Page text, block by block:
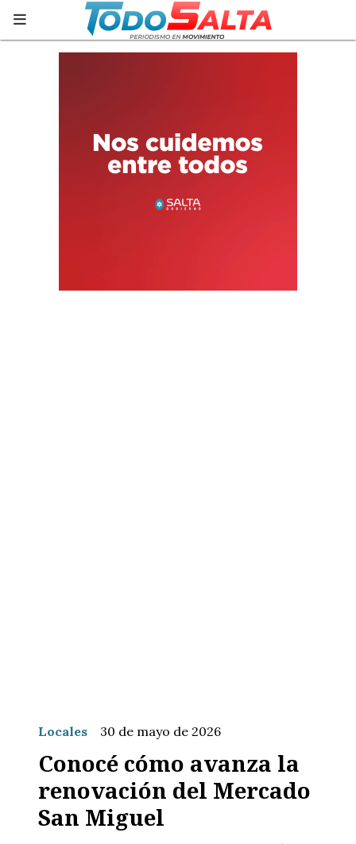
Conocé cómo avanza la
renovación del Mercado
San Miguel
Locales 30 de mayo de 2026